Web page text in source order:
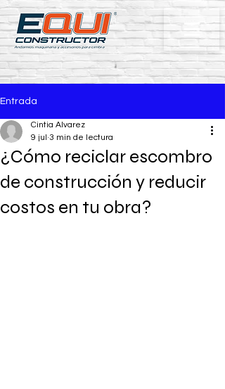
Entrada
¿Cómo reciclar escombro
de construcción y reducir
costos en tu obra?
Cintia Alvarez
9 jul 3 min de lectura